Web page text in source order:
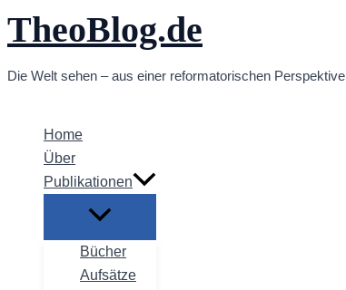
Zum
Inhalt
TheoBlog.de
Die Welt sehen – aus einer reformatorischen Perspektive
Home
Über
Publikationen
Bücher
Aufsätze